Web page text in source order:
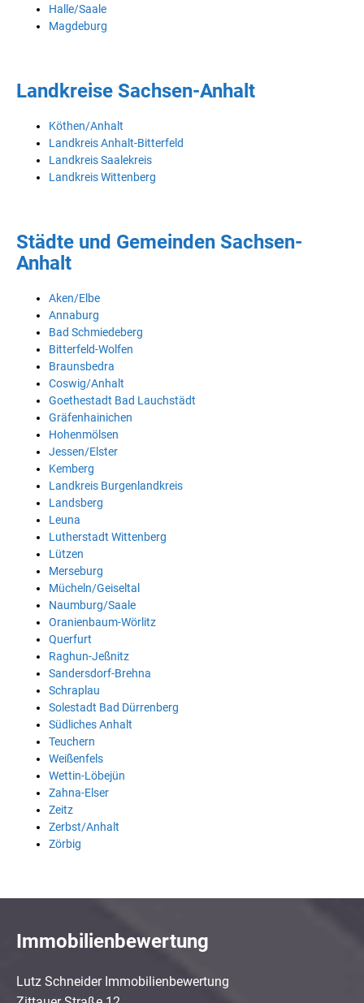
Halle/Saale
Magdeburg
Landkreise Sachsen-Anhalt
Köthen/Anhalt
Landkreis Anhalt-Bitterfeld
Landkreis Saalekreis
Landkreis Wittenberg
Städte und Gemeinden Sachsen-
Anhalt
Aken/Elbe
Annaburg
Bad Schmiedeberg
Bitterfeld-Wolfen
Braunsbedra
Coswig/Anhalt
Goethestadt Bad Lauchstädt
Gräfenhainichen
Hohenmölsen
Jessen/Elster
Kemberg
Landkreis Burgenlandkreis
Landsberg
Leuna
Lutherstadt Wittenberg
Lützen
Merseburg
Mücheln/Geiseltal
Naumburg/Saale
Oranienbaum-Wörlitz
Querfurt
Raghun-Jeßnitz
Sandersdorf-Brehna
Schraplau
Solestadt Bad Dürrenberg
Südliches Anhalt
Teuchern
Weißenfels
Wettin-Löbejün
Zahna-Elser
Zeitz
Zerbst/Anhalt
Zörbig
Immobilienbewertung
Lutz Schneider Immobilienbewertung